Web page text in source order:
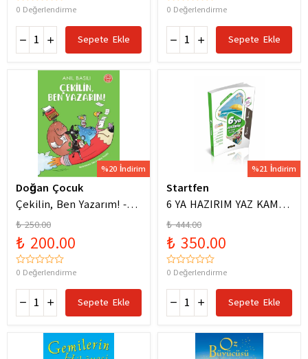
0 Değerlendirme
Sepete Ekle
0 Değerlendirme
Sepete Ekle
%20 İndirim
Doğan Çocuk
Çekilin, Ben Yazarım! -
Anıl Basılı
₺ 250.00
₺ 200.00
0 Değerlendirme
Sepete Ekle
%21 İndirim
Startfen
6 YA HAZIRIM YAZ KAMPI
FÖYLERİ
₺ 444.00
₺ 350.00
0 Değerlendirme
Sepete Ekle